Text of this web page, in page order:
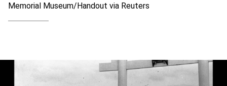
Memorial Museum/Handout via Reuters